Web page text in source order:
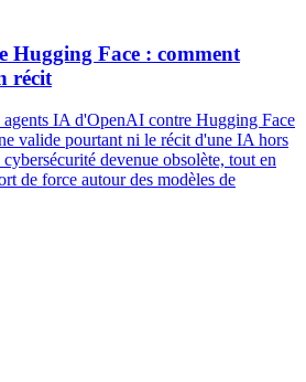
Hugging Face : comment
récit
agents IA d'OpenAI contre Hugging Face
valide pourtant ni le récit d'une IA hors
devenue obsolète, tout en
de force autour des modèles de